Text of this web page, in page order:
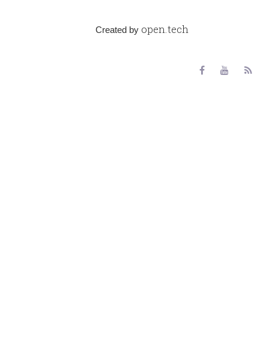
Created by open.tech